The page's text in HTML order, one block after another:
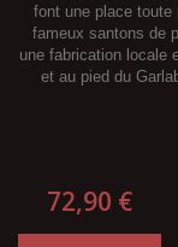
font une place toute
fameux santons de
une fabrication locale
et au pied du
72,90 €